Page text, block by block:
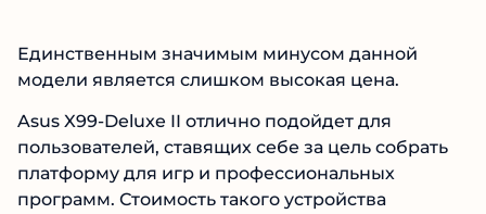
Единственным значимым минусом данной
модели является слишком высокая цена.
Asus X99-Deluxe II отлично подойдет для
пользователей, ставящих себе за цель собрать
платформу для игр и профессиональных
программ. Стоимость такого устройства